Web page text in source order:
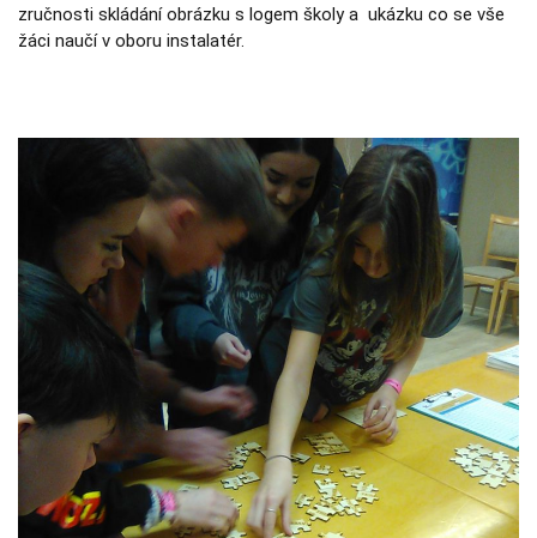
zručnosti skládání obrázku s logem školy a ukázku co se vše
žáci naučí v oboru instalatér.
fungovaly při
vaší návštěvě
co nejlépe.
Pokud tyto
cookies
odmítnete,
některé
funkce z
webu zmizí.
Marketing
Sdílením svých
zájmů a chování
při návštěvě
našich stránek
zvyšujete šanci na
zobrazení
personalizovaného
obsahu a nabídek.